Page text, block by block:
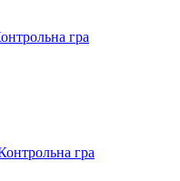
гра
гра